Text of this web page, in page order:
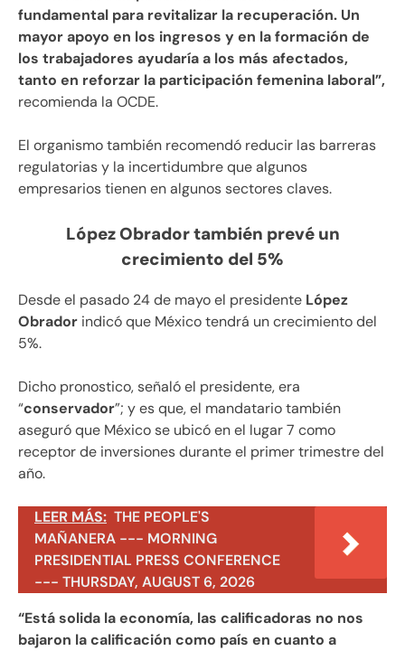
fundamental para revitalizar la recuperación. Un
mayor apoyo en los ingresos y en la formación de
los trabajadores ayudaría a los más afectados,
tanto en reforzar la participación femenina laboral”,
recomienda la OCDE.
El organismo también recomendó reducir las barreras
regulatorias y la incertidumbre que algunos
empresarios tienen en algunos sectores claves.
López Obrador también prevé un
crecimiento del 5%
Desde el pasado 24 de mayo el presidente López
Obrador indicó que México tendrá un crecimiento del
5%.
Dicho pronostico, señaló el presidente, era
“conservador”; y es que, el mandatario también
aseguró que México se ubicó en el lugar 7 como
receptor de inversiones durante el primer trimestre del
año.
LEER MÁS: THE PEOPLE'S
MAÑANERA --- MORNING
PRESIDENTIAL PRESS CONFERENCE
--- THURSDAY, AUGUST 6, 2026
“Está solida la economía, las calificadoras no nos
bajaron la calificación como país en cuanto a